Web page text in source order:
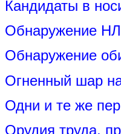
Кандидаты в
Обнаружение
Обнаружение
Огненный шар
Одни и те же
Орудия труда,